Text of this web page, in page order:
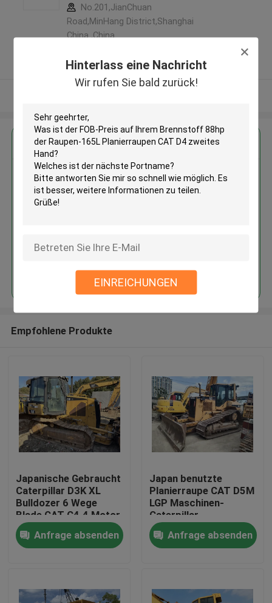
Hinterlass eine Nachricht
Wir rufen Sie bald zurück!
EINREICHUNGEN
Haus
Über uns
No.201,JianChuan
Road,MinHang District,Shanghai
China ,China
Überprüfter Lieferant
Erhalten Sie den besten Preis für
Brennstoff 88hp der Raupen-
165L Planierraupen CAT D4
Fortsetzen
Empfohlene Produkte
Japanische Gebraucht
Caterpillar D3K XL
Bulldozer 6 Wege
Blade CAT C4.4 Motor
Anfrage absenden
Japan benutzte
Planierraupe CAT D5M
LGP Maschinen-
Caterpillar-
Planierraupe D5 CAT
3116TAnfrage absenden